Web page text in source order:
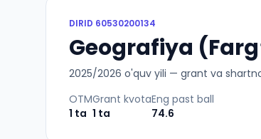
DIRID 60530200134
Geografiya
2025/2026 o'quv yili — grant va
OTM
1 ta
Grant kvota
1 ta
Eng past ball
74.6